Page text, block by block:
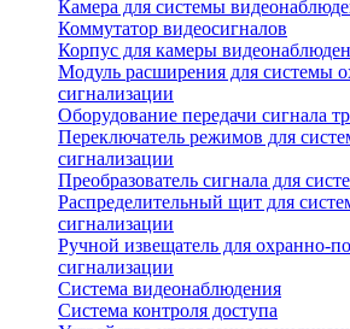
Камера для системы
Коммутатор видеосигналов
Корпус для камеры
Модуль расширения для системы
сигнализации
Оборудование передачи сигнала
Переключатель режимов для
сигнализации
Преобразователь сигнала для
Распределительный щит для
сигнализации
Ручной извещатель для охранно-
сигнализации
Система видеонаблюдения
Система контроля доступа